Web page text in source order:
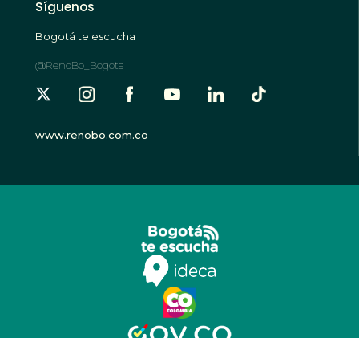
Síguenos
Bogotá te escucha
@RenoBo_Bogota
www.renobo.com.co